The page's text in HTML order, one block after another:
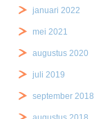
januari 2022
mei 2021
augustus 2020
juli 2019
september 2018